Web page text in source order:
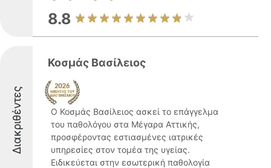
8.8
Διακριθέντες
Κοσμάς Βασίλειος
Ο Κοσμάς Βασίλειος ασκεί το επάγγελμα
του παθολόγου στα Μέγαρα Αττικής,
προσφέροντας εστιασμένες ιατρικές
υπηρεσίες στον τομέα της υγείας.
Ειδικεύεται στην εσωτερική παθολογία